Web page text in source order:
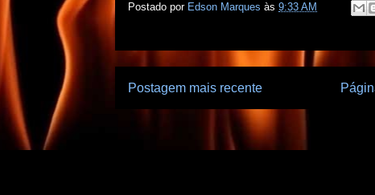
Postado por Edson Marques às 9:33 AM
Postagem mais recente